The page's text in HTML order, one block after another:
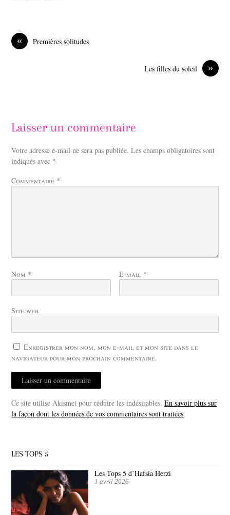
o
o
k
I
« Premières solitudes
»
Les filles du soleil
Laisser un commentaire
Votre adresse e-mail ne sera pas publiée. Les champs obligatoires sont
indiqués avec *
Commentaire *
Nom * E-mail *
Site web
Enregistrer mon nom, mon e-mail et mon site dans le
navigateur pour mon prochain commentaire.
Ce site utilise Akismet pour réduire les indésirables.En savoir plus sur
la façon dont les données de vos commentaires sont traitées.
LES TOPS 5
Les Tops 5 d’Hafsia Herzi
1 avril 2026